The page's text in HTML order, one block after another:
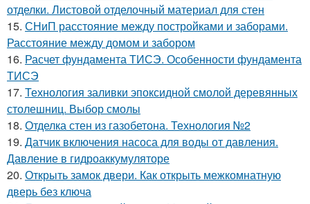
отделки. Листовой отделочный материал для стен
15. СНиП расстояние между постройками и заборами.
Расстояние между домом и забором
16. Расчет фундамента ТИСЭ. Особенности фундамента
ТИСЭ
17. Технология заливки эпоксидной смолой деревянных
столешниц. Выбор смолы
18. Отделка стен из газобетона. Технология №2
19. Датчик включения насоса для воды от давления.
Давление в гидроаккумуляторе
20. Открыть замок двери. Как открыть межкомнатную
дверь без ключа